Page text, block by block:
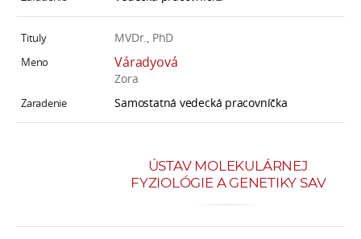
MVDr., PhD
Váradyová
Zora
Samostatná vedecká pracovníčka
ÚSTAV MOLEKULÁRNEJ
FYZIOLÓGIE A GENETIKY SAV